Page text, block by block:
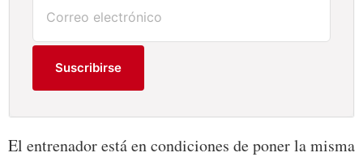
Suscribirse
El entrenador está en condiciones de poner la misma